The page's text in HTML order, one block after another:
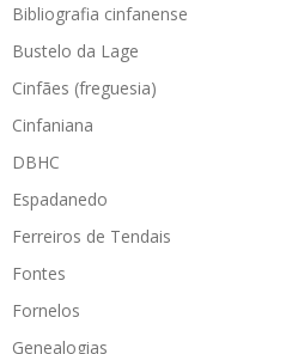
Bibliografia cinfanense
Bustelo da Lage
Cinfães (freguesia)
Cinfaniana
DBHC
Espadanedo
Ferreiros de Tendais
Fontes
Fornelos
Genealogias